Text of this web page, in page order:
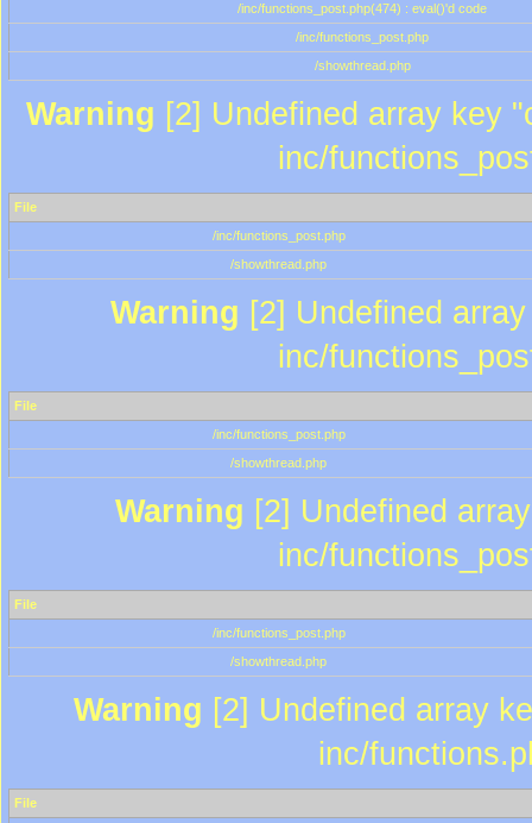
/inc/functions_post.php(474) : eval()'d code
/inc/functions_post.php
/showthread.php
Warning [2] Undefined array key
inc/
File
/inc/functions_post.php
/showthread.php
Warning [2] Undefined
inc/
File
/inc/functions_post.php
/showthread.php
Warning [2] Undefined
inc/
File
/inc/functions_post.php
/showthread.php
Warning [2] Undefined array
inc/
File